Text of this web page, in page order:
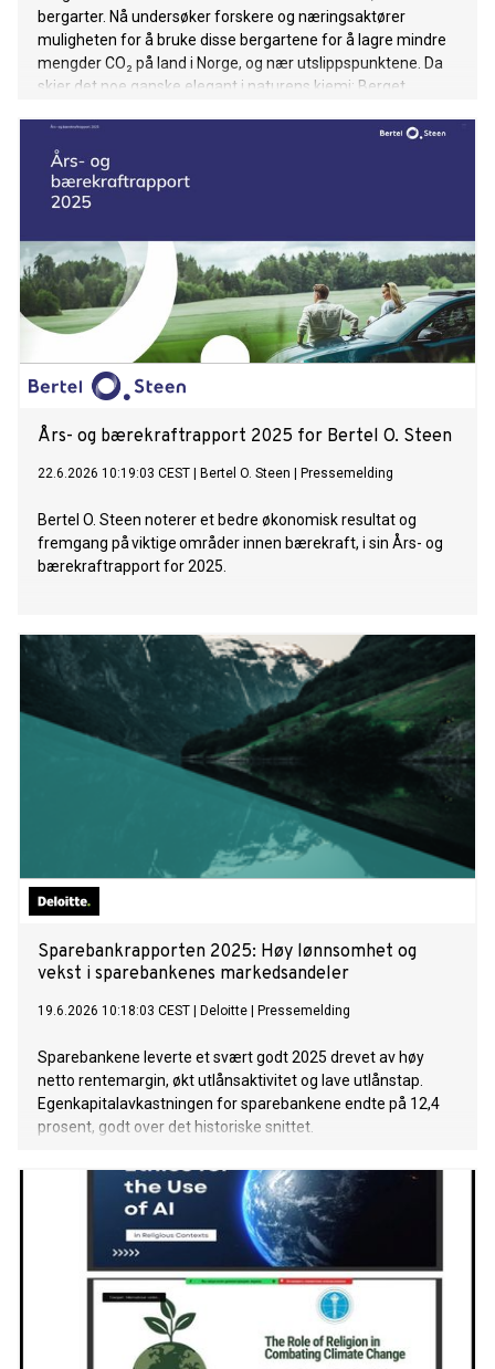
bergarter. Nå undersøker forskere og næringsaktører
muligheten for å bruke disse bergartene for å lagre mindre
mengder CO₂ på land i Norge, og nær utslippspunktene. Da
skjer det noe ganske elegant i naturens kjemi: Berget
Års- og bærekraftrapport 2025 for Bertel O. Steen
22.6.2026 10:19:03 CEST Bertel O. Steen Pressemelding
Bertel O. Steen noterer et bedre økonomisk resultat og
fremgang på viktige områder innen bærekraft, i sin Års- og
bærekraftrapport for 2025.
Sparebankrapporten 2025: Høy lønnsomhet og
vekst i sparebankenes markedsandeler
19.6.2026 10:18:03 CEST Deloitte Pressemelding
Sparebankene leverte et svært godt 2025 drevet av høy
netto rentemargin, økt utlånsaktivitet og lave utlånstap.
Egenkapitalavkastningen for sparebankene endte på 12,4
prosent, godt over det historiske snittet.